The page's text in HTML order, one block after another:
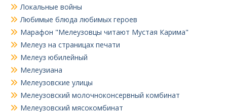
Локальные войны
Любимые блюда любимых героев
Марафон "Мелеузовцы читают Мустая Карима"
Мелеуз на страницах печати
Мелеуз юбилейный
Мелеузиана
Мелеузовские улицы
Мелеузовский молочноконсервный комбинат
Мелеузовский мясокомбинат